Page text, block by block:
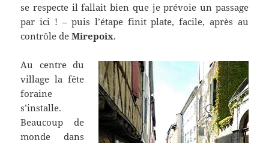
se respecte il fallait bien que je prévoie un passage
par ici ! – puis l’étape finit plate, facile, après au
contrôle deMirepoix.
Au centre du
village la fête
foraine
s’installe.
Beaucoup de
monde dans